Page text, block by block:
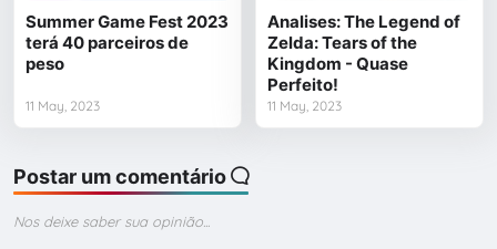
Summer Game Fest 2023
terá 40 parceiros de
peso
11 May, 2023
Analises: The Legend of
Zelda: Tears of the
Kingdom - Quase
Perfeito!
11 May, 2023
Postar um comentário
Nos deixe saber sua opinião...